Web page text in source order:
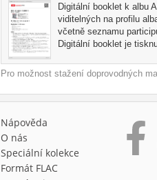
Digitální booklet k albu
viditelných na profilu
včetně seznamu
Digitální booklet je
Pro možnost stažení doprovodných
Nápověda
O nás
Speciální kolekce
Formát FLAC